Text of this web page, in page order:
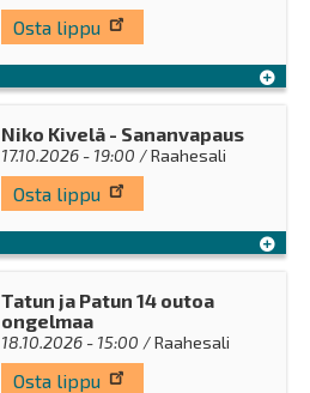
Osta lippu
Niko Kivelä - Sananvapaus
17.10.2026 - 19:00 / Raahesali
Osta lippu
Tatun ja Patun 14 outoa
ongelmaa
18.10.2026 - 15:00 / Raahesali
Osta lippu